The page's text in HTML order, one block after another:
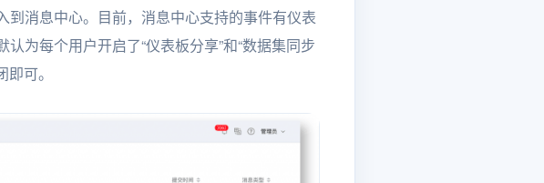
消息中心。目前，消息中心支持的事件有仪表
为每个用户开启了“仪表板分享”和“数据集同步
可。